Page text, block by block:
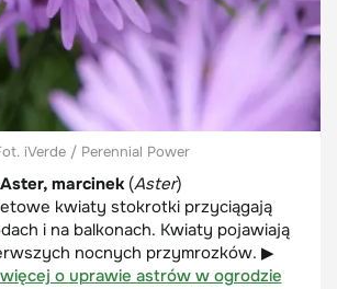
iVerde / Perennial Power
Aster, marcinek(Aster)
kwiaty stokrotki przyciągają
i na balkonach. Kwiaty pojawiają
nocnych przymrozków. ▶
o uprawie astrów w ogrodzie